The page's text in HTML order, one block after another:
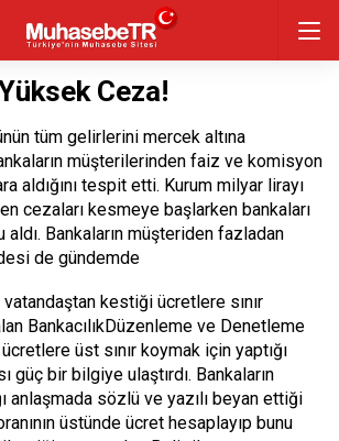
Ceza!
tüm gelirlerini mercek altına
müşterilerinden faiz ve komisyon
aldığını tespit etti. Kurum milyar lirayı
cezaları kesmeye başlarken bankaları
Bankaların müşteriden fazladan
de gündemde
vatandaştan kestiği ücretlere sınır
BankacılıkDüzenleme ve Denetleme
üst sınır koymak için yaptığı
güç bir bilgiye ulaştırdı. Bankaların
anlaşmada sözlü ve yazılı beyan ettiği
üstünde ücret hesaplayıp bunu